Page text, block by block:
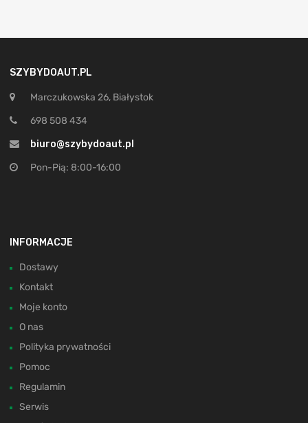
SZYBYDOAUT.PL
Marczukowska 26, Białystok
698 508 434
biuro@szybydoaut.pl
Pon-Pią: 8:00-16:00
INFORMACJE
Dostawy
Kontakt
Moje konto
O nas
Polityka prywatności
Pomoc
Regulamin
Serwis